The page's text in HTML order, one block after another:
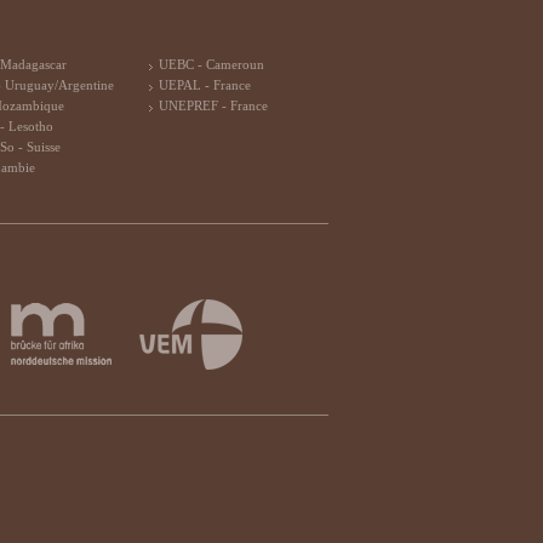
Uruguay/Argentine
Lesotho
- Suisse
UEBC - Cameroun
UEPAL - France
UNEPREF - France